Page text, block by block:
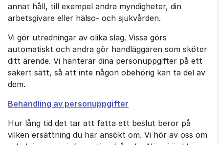
annat håll, till exempel andra myndigheter, din
arbetsgivare eller hälso- och sjukvården.
Vi gör utredningar av olika slag. Vissa görs
automatiskt och andra gör handläggaren som sköter
ditt ärende. Vi hanterar dina personuppgifter på ett
säkert sätt, så att inte någon obehörig kan ta del av
dem.
Behandling av personuppgifter
Hur lång tid det tar att fatta ett beslut beror på
vilken ersättning du har ansökt om. Vi hör av oss om